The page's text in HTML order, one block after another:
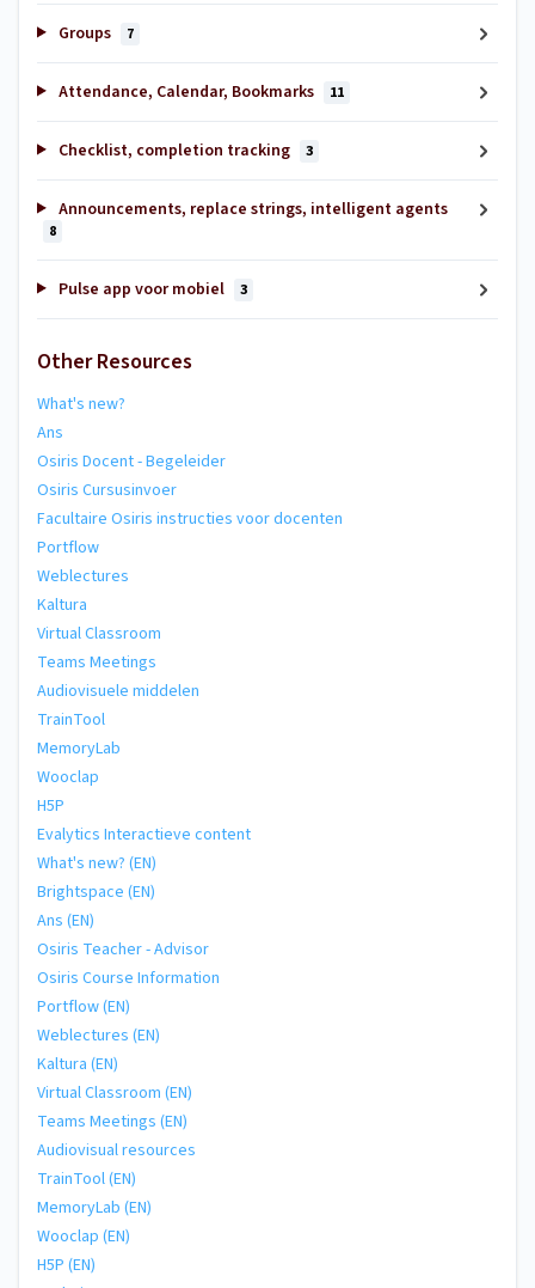
Groups 7
Attendance, Calendar, Bookmarks 11
Checklist, completion tracking 3
Announcements, replace strings, intelligent agents
8
Pulse app voor mobiel 3
Other Resources
What's new?
Ans
Osiris Docent - Begeleider
Osiris Cursusinvoer
Facultaire Osiris instructies voor docenten
Portflow
Weblectures
Kaltura
Virtual Classroom
Teams Meetings
Audiovisuele middelen
TrainTool
MemoryLab
Wooclap
H5P
Evalytics Interactieve content
What's new? (EN)
Brightspace (EN)
Ans (EN)
Osiris Teacher - Advisor
Osiris Course Information
Portflow (EN)
Weblectures (EN)
Kaltura (EN)
Virtual Classroom (EN)
Teams Meetings (EN)
Audiovisual resources
TrainTool (EN)
MemoryLab (EN)
Wooclap (EN)
H5P (EN)